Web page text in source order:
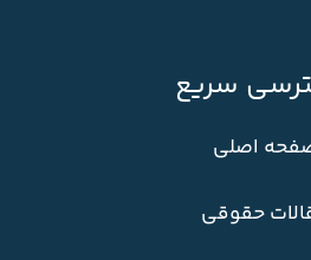
سریع
اصلی
حقوقی